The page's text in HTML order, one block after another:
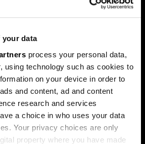
your data
process your personal data,
using technology such as cookies to
on your device in order to
and content, ad and content
research and services
a choice in who uses your data
Your privacy choices are only
property where you have made
povećala dobit za 12,3
rada rastu
na zajedničkom sastanku FIA-e i
Federacije BiH, gdje je istaknuto da
ključni nosilac ekonomskog rasta.
društva u Federaciji, čak 98,6
koje ostvaruju 90 posto
ukupne dobiti.